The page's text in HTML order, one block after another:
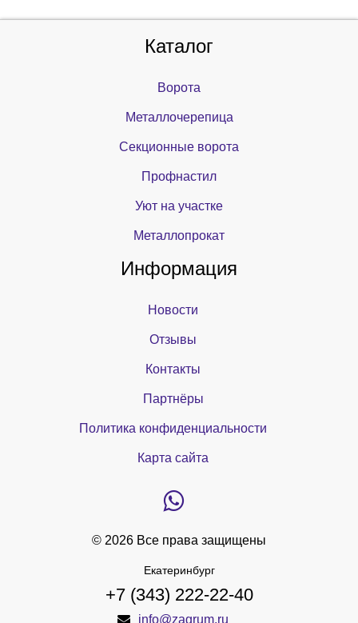
Каталог
Ворота
Металлочерепица
Секционные ворота
Профнастил
Уют на участке
Металлопрокат
Информация
Новости
Отзывы
Контакты
Партнёры
Политика конфиденциальности
Карта сайта
© 2026 Все права защищены
Екатеринбург
+7 (343) 222-22-40
info@zagrum.ru